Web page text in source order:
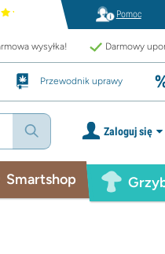
Pomoc
wysyłka! Darmowy
Przewodnik uprawy
Zaloguj się
Smartshop